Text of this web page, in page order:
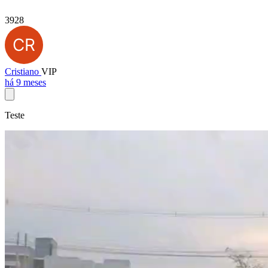
3928
Cristiano VIP
há 9 meses
Teste